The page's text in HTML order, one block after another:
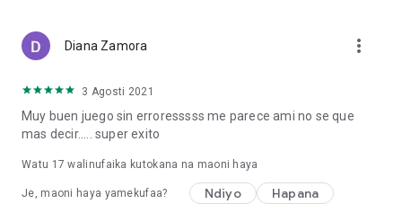
TAFADHALI KUMBUKA: Muunganisho wa mtandao
Diana Zamora more_vert
3 Agosti 2021
Muy buen juego sin erroresssss me parece ami no se que
mas decir..... super exito
Watu 17 walinufaika kutokana na maoni haya
Je, maoni haya yamekufaa? Ndiyo Hapana